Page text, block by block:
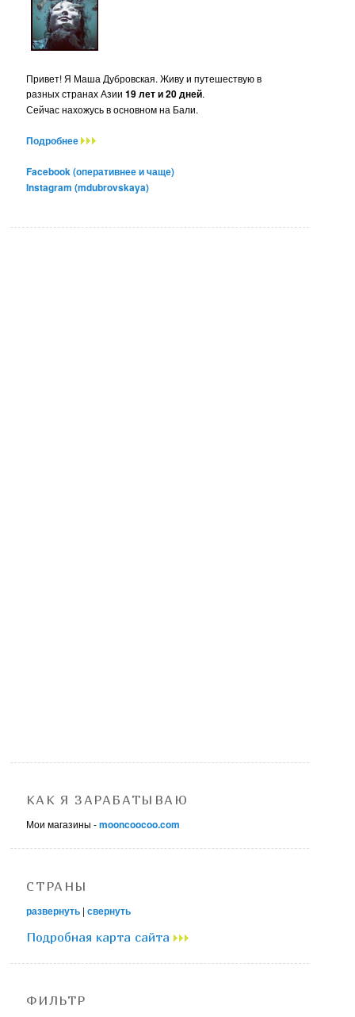
Привет! Я Маша Дубровская. Живу и путешествую в
разных странах Азии19 лет и 20 дней.
Сейчас нахожусь в основном на Бали.
Подробнее
Facebook (оперативнее и чаще)
Instagram (mdubrovskaya)
КАК Я ЗАРАБАТЫВАЮ
Мои магазины -mooncoocoo.com
СТРАНЫ
развернуть |свернуть
Подробная карта сайта
ФИЛЬТР